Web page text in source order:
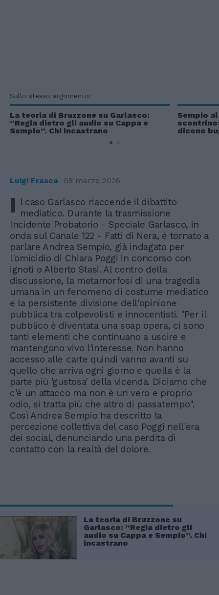
Sullo stesso argomento:
La teoria di Bruzzone su Garlasco:
“Regia dietro gli audio su Cappa e
Sempio”. Chi incastrano
Sempio
dicono
Luigi Frasca 08 marzo 2026
I l caso Garlasco riaccende il dibattito
mediatico. Durante la trasmissione
Incidente Probatorio - Speciale Garlasco, in
onda sul Canale 122 - Fatti di Nera, è tornato a
parlare Andrea Sempio, già indagato per
l'omicidio di Chiara Poggi in concorso con
ignoti o Alberto Stasi. Al centro della
discussione, la metamorfosi di una tragedia
umana in un fenomeno di costume mediatico
e la persistente divisione dell'opinione
pubblica tra colpevolisti e innocentisti. "Per il
pubblico è diventata una soap opera, ci sono
tanti elementi che continuano a uscire e
mantengono vivo l'interesse. Non hanno
accesso alle carte quindi vanno avanti su
quello che arriva ogni giorno e quella è la
parte più 'gustosa' della vicenda. Diciamo che
c'è un attacco ma non è un vero e proprio
odio, si tratta più che altro di passatempo".
Così Andrea Sempio ha descritto la
percezione collettiva del caso Poggi nell'era
dei social, denunciando una perdita di
contatto con la realtà del dolore.
La teoria di Bruzzone su
Garlasco: “Regia dietro gli
audio su Cappa e Sempio”. Chi
incastrano